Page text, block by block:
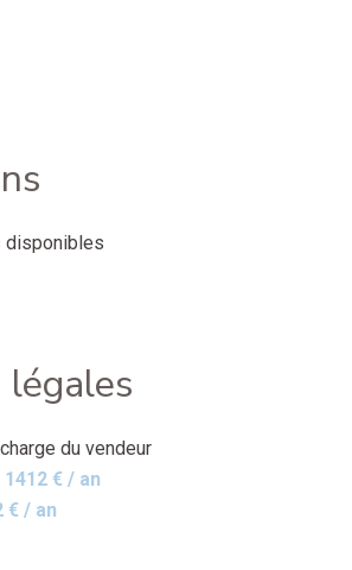
disponibles
du vendeur
1412 € / an
€ / an